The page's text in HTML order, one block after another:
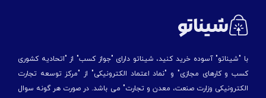
با "شیناتو" آسوده خرید کنید، شیناتو دارای "جواز کسب" از "اتحادیه کشوری
کسب و کارهای مجازی" و "نماد اعتماد الکترونیکی" از "مركز توسعه تجارت
الكترونیكی وزارت صنعت، معدن و تجارت" می باشد. در صورت هر گونه سوال